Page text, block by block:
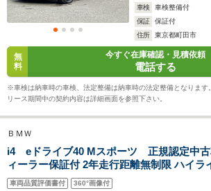
WLTCモード
燃費
駆動方式 MR、4WD
-
4WD
車検 車検整備付
保証
保証付
住所
東京都町田市
無
料
今すぐ在庫確認・見積依頼
電話する
※車検は納車時の車検、法定整備は納車時の法定整備となります。
リース期間中の契約内容は詳細画面を参照下さい。
ＢＭＷ
i4 eドライブ40 Mスポーツ 正規認定中古
ィーラー保証付 2年走行距離無制限 ハイラ
ジ サウンドパッケージ ハーマンカード
車両品質評価書付 360°画像付